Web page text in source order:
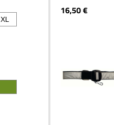
XL
16,50€